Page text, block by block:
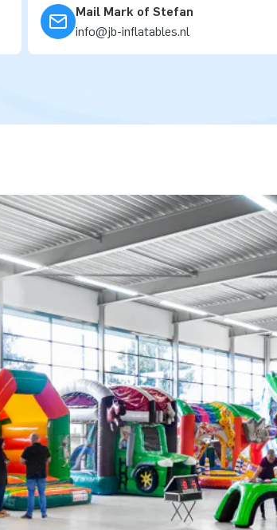
Mail Mark of Stefan
info@jb-inflatables.nl